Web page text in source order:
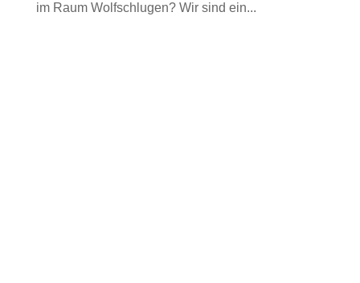
im Raum Wolfschlugen? Wir sind ein...